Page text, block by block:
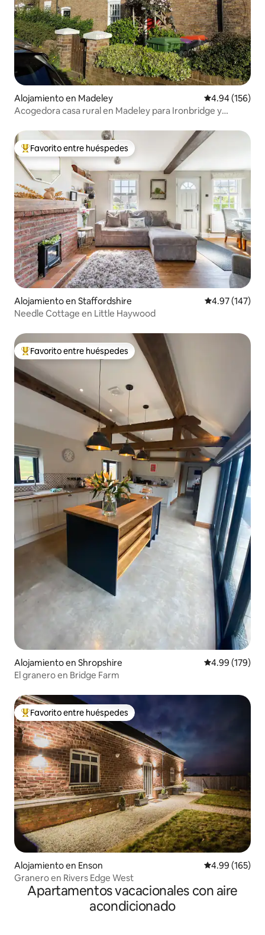
Alojamiento en Madeley Calificación
4.94 (156)
Acogedora casa rural en Madeley para Ironbridge y
Favorito entre huéspedes preferido
Favorito entre huéspedes
Alojamiento en Staffordshire Calificación
4.97 (147)
Needle Cottage en Little Haywood
Favorito entre huéspedes preferido
Favorito entre huéspedes
Alojamiento en Shropshire Calificación
4.99 (179)
El granero en Bridge Farm
Favorito entre huéspedes preferido
Favorito entre huéspedes
Alojamiento en Enson Calificación
4.99 (165)
Granero en Rivers Edge West
Apartamentos vacacionales con aire
acondicionado